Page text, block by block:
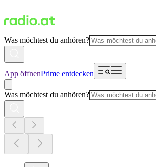
Was möchtest du anhören?
App öffnenPrime entdecken
Was möchtest du anhören?